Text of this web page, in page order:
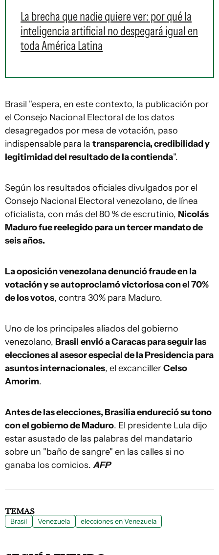
La brecha que nadie quiere ver: por qué la
inteligencia artificial no despegará igual en
toda América Latina
Brasil "espera, en este contexto, la publicación por
el Consejo Nacional Electoral de los datos
desagregados por mesa de votación, paso
indispensable para la transparencia, credibilidad y
legitimidad del resultado de la contienda".
Según los resultados oficiales divulgados por el
Consejo Nacional Electoral venezolano, de línea
oficialista, con más del 80 % de escrutinio, Nicolás
Maduro fue reelegido para un tercer mandato de
seis años.
La oposición venezolana denunció fraude en la
votación y se autoproclamó victoriosa con el 70%
de los votos, contra 30% para Maduro.
Uno de los principales aliados del gobierno
venezolano, Brasil envió a Caracas para seguir las
elecciones al asesor especial de la Presidencia para
asuntos internacionales, el excancillerCelso
Amorim.
Antes de las elecciones, Brasilia endureció su tono
con el gobierno de Maduro. El presidente Lula dijo
estar asustado de las palabras del mandatario
sobre un "baño de sangre" en las calles si no
ganaba los comicios. AFP
TEMAS
Brasil Venezuela elecciones en Venezuela